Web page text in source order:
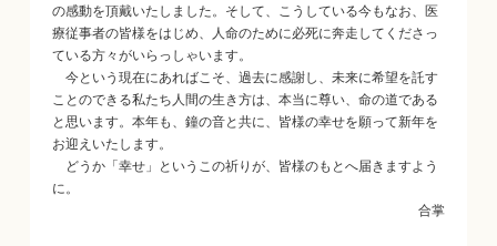
の感動を頂戴いたしました。そして、こうしている今もなお、医
療従事者の皆様をはじめ、人命のために必死に奔走してくださっ
ている方々がいらっしゃいます。
今という現在にあればこそ、過去に感謝し、未来に希望を託す
ことのできる私たち人間の生き方は、本当に尊い、命の道である
と思います。本年も、鐘の音と共に、皆様の幸せを願って新年を
お迎えいたします。
どうか「幸せ」というこの祈りが、皆様のもとへ届きますよう
に。
合掌